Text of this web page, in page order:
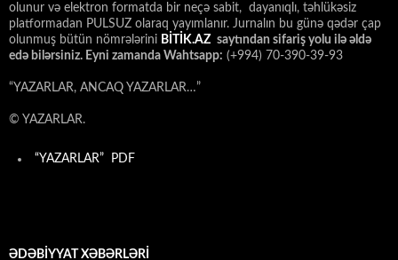
olunur və elektron formatda bir neçə sabit, dayanıqlı, təhlükəsiz
platformadan PULSUZ olaraq yayımlanır. Jurnalın bu günə qədər çap
olunmuş bütün nömrələrini BİTİK.AZ saytından sifariş yolu ilə əldə
edə bilərsiniz. Eyni zamanda Wahtsapp: (+994) 70-390-39-93
“YAZARLAR, ANCAQ YAZARLAR…”
© YAZARLAR.
“YAZARLAR” PDF
ƏDƏBİYYAT XƏBƏRLƏRİ